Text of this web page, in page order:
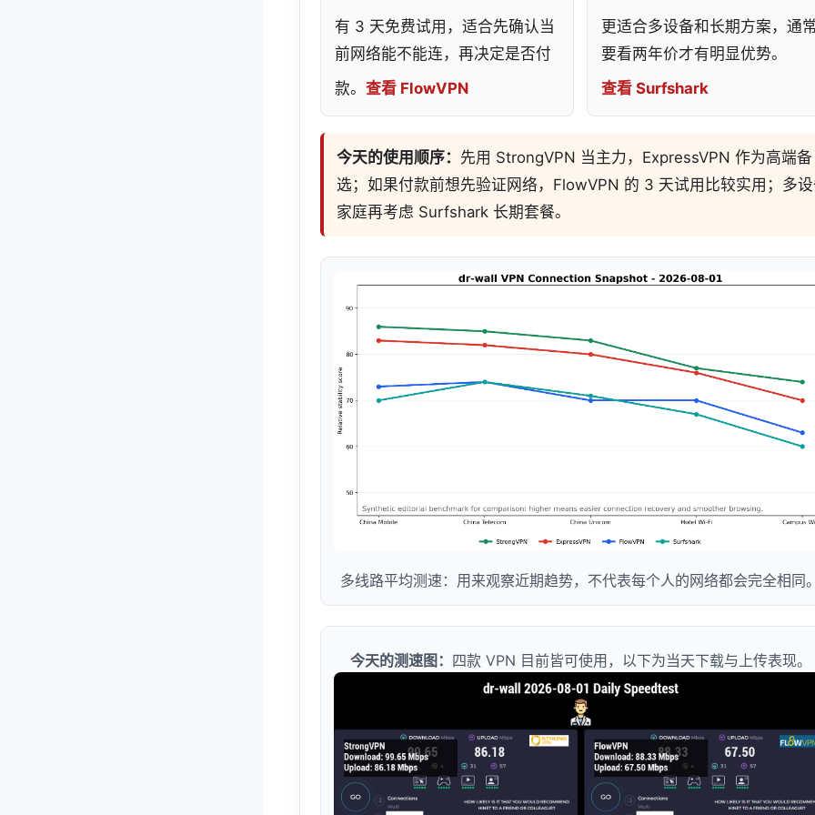
有 3 天免费试用，适合先确认当
前网络能不能连，再决定是否付
款。 查看 FlowVPN
更适合多设备和长期方案，通
要看两年价才有明显优势。
查看 Surfshark
今天的使用顺序： 先用 StrongVPN 当主力，ExpressVPN 作为高端备
选；如果付款前想先验证网络，FlowVPN 的 3 天试用比较实用；多
家庭再考虑 Surfshark 长期套餐。
多线路平均测速：用来观察近期趋势，不代表每个人的网络都会完全相同
今天的测速图： 四款 VPN 目前皆可使用，以下为当天下载与上传表现。